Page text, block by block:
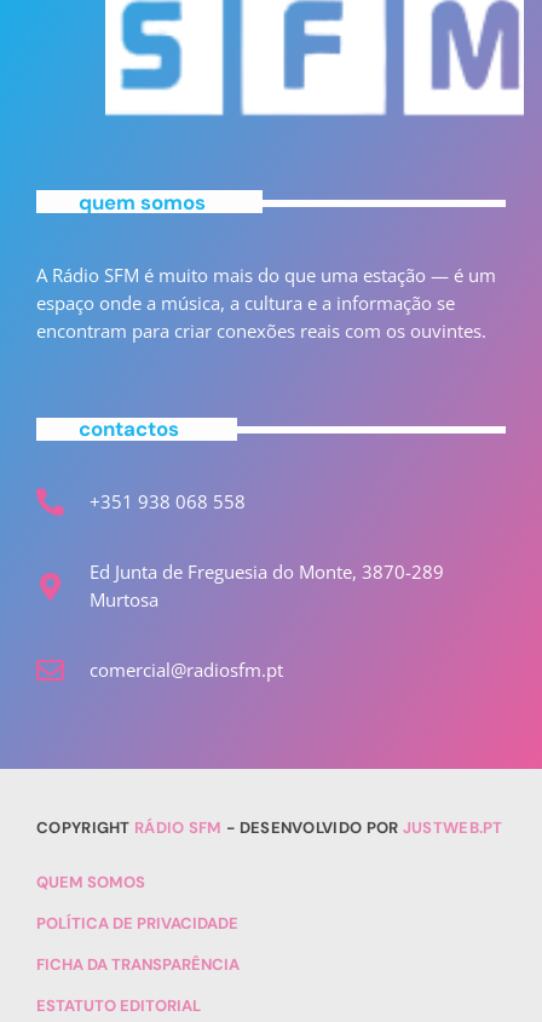
quem somos
A Rádio SFM é muito mais do que uma estação — é um
espaço onde a música, a cultura e a informação se
encontram para criar conexões reais com os ouvintes.
contactos
+351 938 068 558
Ed Junta de Freguesia do Monte, 3870-289
Murtosa
comercial@radiosfm.pt
COPYRIGHT RÁDIO SFM - DESENVOLVIDO POR JUSTWEB.PT
QUEM SOMOS
POLÍTICA DE PRIVACIDADE
FICHA DA TRANSPARÊNCIA
ESTATUTO EDITORIAL